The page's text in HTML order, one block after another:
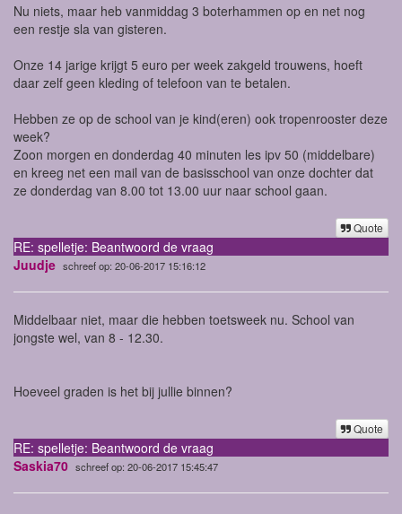
Nu niets, maar heb vanmiddag 3 boterhammen op en net nog
een restje sla van gisteren.
Onze 14 jarige krijgt 5 euro per week zakgeld trouwens, hoeft
daar zelf geen kleding of telefoon van te betalen.
Hebben ze op de school van je kind(eren) ook tropenrooster deze
week?
Zoon morgen en donderdag 40 minuten les ipv 50 (middelbare)
en kreeg net een mail van de basisschool van onze dochter dat
ze donderdag van 8.00 tot 13.00 uur naar school gaan.
Quote
RE: spelletje: Beantwoord de vraag
Juudje schreef op: 20-06-2017 15:16:12
Middelbaar niet, maar die hebben toetsweek nu. School van
jongste wel, van 8 - 12.30.
Hoeveel graden is het bij jullie binnen?
Quote
RE: spelletje: Beantwoord de vraag
Saskia70 schreef op: 20-06-2017 15:45:47